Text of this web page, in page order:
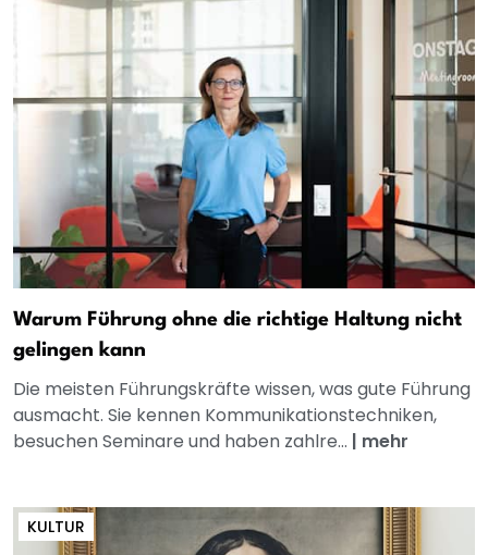
Warum Führung ohne die richtige Haltung nicht
gelingen kann
Die meisten Führungskräfte wissen, was gute Führung
ausmacht. Sie kennen Kommunikationstechniken,
besuchen Seminare und haben zahlre... | mehr
KULTUR